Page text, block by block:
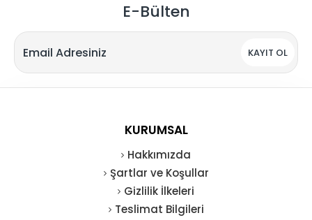
E-Bülten
KAYIT OL
KURUMSAL
Hakkımızda
Şartlar ve Koşullar
Gizlilik İlkeleri
Teslimat Bilgileri